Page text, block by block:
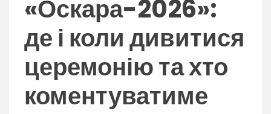
«Оскара-2026»:
де і коли дивитися
церемонію та хто
коментуватиме